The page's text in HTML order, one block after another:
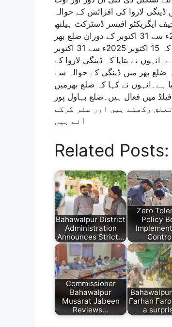
ڈینگی لاروا کی افزائش کے حوالہ
ایگزیکٹو افیسر ڈسٹرکٹ ہیلتھ
اتھارٹی ڈاکٹر عامر بشیر نے بریفنگ دیتے ہوئے بتایا کہ 15 اکتوبر 2025ء سے 31 اکتوبر کے دوران ضلع بھر
میں ڈینگی کے 5845 مشتبہ کیسز رپورٹ ہوئے ہیں۔انہوں نے مزید بتایا کہ 15 اکتوبر 2025ء سے 31 اکتوبر
پر لاروا پایا گیا ہے۔انہوں نے بتایا کہ ڈینگی لاروا کے
ضلع بھر میں ڈینگی کے حوالہ سے
ہے۔انہوں نے کہا کہ ضلع بھرمیں
کے لئے فیلڈ میں فعال ہیں۔ضلع بہاول پور
سے تعلق رکھتے ہیں اور سفر کرکے
آئے ہیں
Related Posts:
Bahawalpur District
Administration
Announces Strict…
Zero
Policy
Commissioner
Bahawalpur
Musarat Jabeen
Reviews…
Farhan
a